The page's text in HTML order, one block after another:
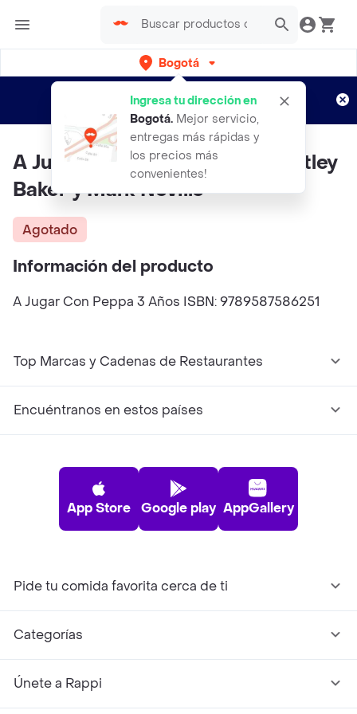
Bogotá
Ingresa tu dirección en
Bogotá. Mejor servicio,
entregas más rápidas y
los precios más
convenientes!
envíos gratis por semanas
Aplican TyC
A Jugar Con Peppa 3 Años - Astley
Baker y Mark Neville
Agotado
Información del producto
A Jugar Con Peppa 3 Años ISBN: 9789587586251
Top Marcas y Cadenas de Restaurantes
Encuéntranos en estos países
App Store Google play AppGallery
Pide tu comida favorita cerca de ti
Categorías
Únete a Rappi